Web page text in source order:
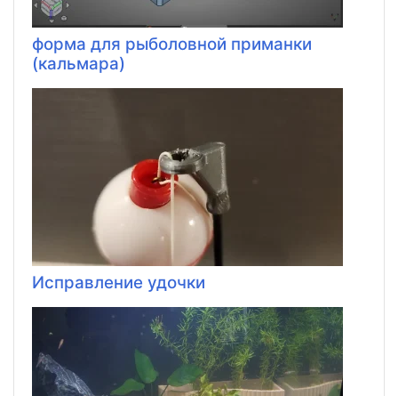
форма для рыболовной приманки
(кальмара)
Исправление удочки